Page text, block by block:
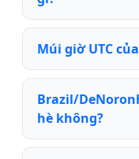
Múi giờ UTC
Brazil/
hè không?